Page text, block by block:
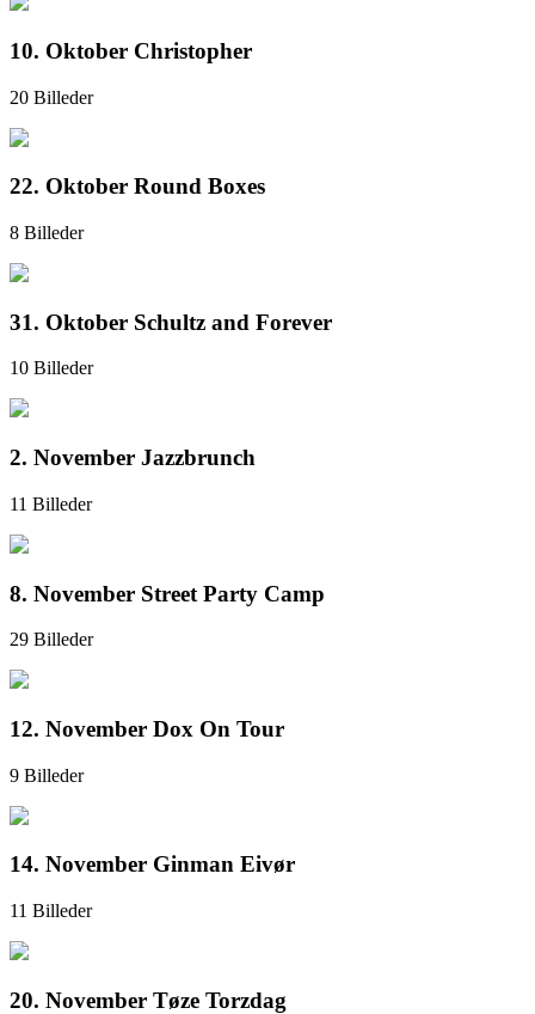
10. Oktober Christopher
20 Billeder
22. Oktober Round Boxes
8 Billeder
31. Oktober Schultz and Forever
10 Billeder
2. November Jazzbrunch
11 Billeder
8. November Street Party Camp
29 Billeder
12. November Dox On Tour
9 Billeder
14. November Ginman Eivør
11 Billeder
20. November Tøze Torzdag